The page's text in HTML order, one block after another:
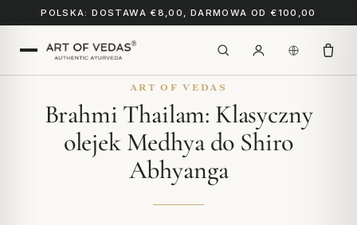
POLSKA: DOSTAWA €8,00, DARMOWA OD €100,00
ART OF VEDAS
Brahmi Thailam: Klasyczny
olejek Medhya do Shiro
Abhyanga